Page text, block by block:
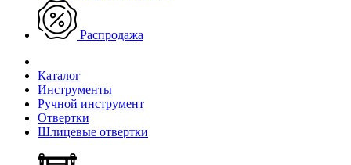
Распродажа
Каталог
Инструменты
Ручной инструмент
Отвертки
Шлицевые отвертки